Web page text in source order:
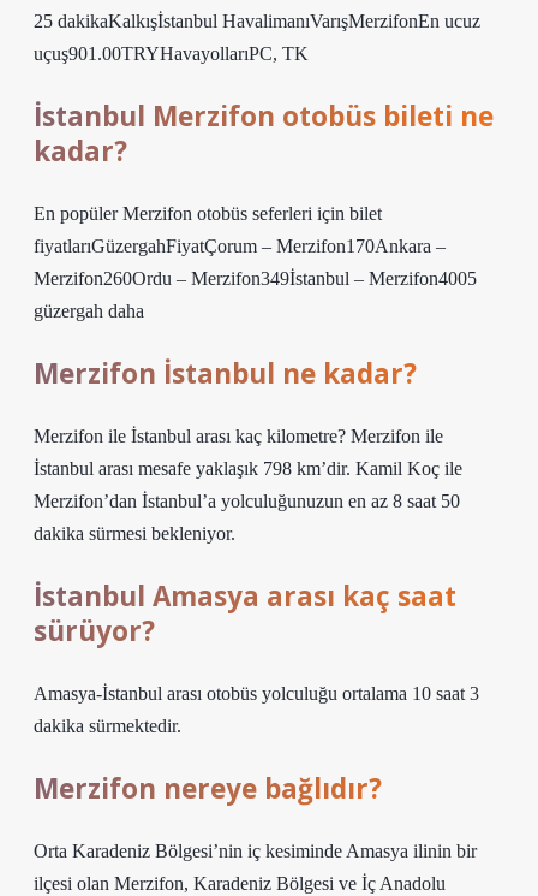
25 dakikaKalkışİstanbul HavalimanıVarışMerzifonEn ucuz
uçuş901.00TRYHavayollarıPC, TK
İstanbul Merzifon otobüs bileti ne
kadar?
En popüler Merzifon otobüs seferleri için bilet
fiyatlarıGüzergahFiyatÇorum – Merzifon170Ankara –
Merzifon260Ordu – Merzifon349İstanbul – Merzifon4005
güzergah daha
Merzifon İstanbul ne kadar?
Merzifon ile İstanbul arası kaç kilometre? Merzifon ile
İstanbul arası mesafe yaklaşık 798 km’dir. Kamil Koç ile
Merzifon’dan İstanbul’a yolculuğunuzun en az 8 saat 50
dakika sürmesi bekleniyor.
İstanbul Amasya arası kaç saat
sürüyor?
Amasya-İstanbul arası otobüs yolculuğu ortalama 10 saat 3
dakika sürmektedir.
Merzifon nereye bağlıdır?
Orta Karadeniz Bölgesi’nin iç kesiminde Amasya ilinin bir
ilçesi olan Merzifon, Karadeniz Bölgesi ve İç Anadolu